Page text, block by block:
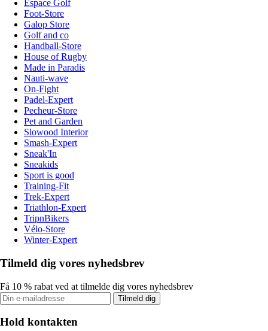
Espace Golf
Foot-Store
Galop Store
Golf and co
Handball-Store
House of Rugby
Made in Paradis
Nauti-wave
On-Fight
Padel-Expert
Pecheur-Store
Pet and Garden
Slowood Interior
Smash-Expert
Sneak'In
Sneakids
Sport is good
Training-Fit
Trek-Expert
Triathlon-Expert
TripnBikers
Vélo-Store
Winter-Expert
Tilmeld dig vores nyhedsbrev
Få 10 % rabat ved at tilmelde dig vores nyhedsbrev
Tilmeld dig
Hold kontakten